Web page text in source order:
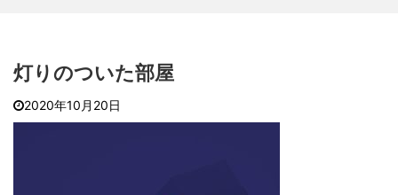
灯りのついた部屋
2020年10月20日